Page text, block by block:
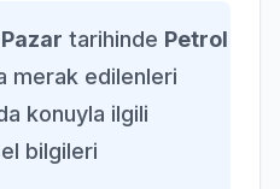
tarihinde Petrol
merak edilenleri
konuyla ilgili
bilgileri